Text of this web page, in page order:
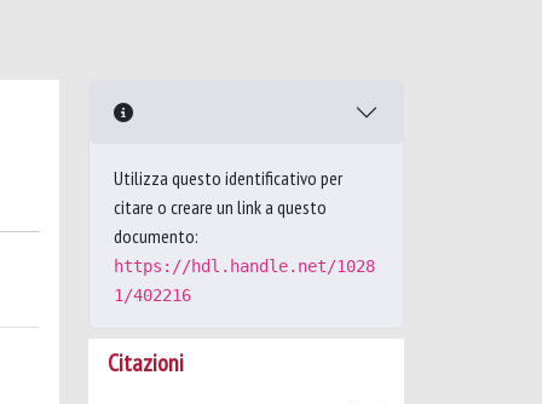
Utilizza questo identificativo per
citare o creare un link a questo
documento:
https://hdl.handle.net/1028
1/402216
Citazioni